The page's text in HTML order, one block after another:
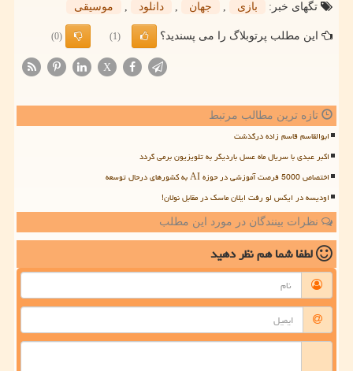
تگهای خبر:
بازی , جهان , دانلود , موسیقی
این مطلب پرتوبلاگ را می پسندید؟ (1)
(0)
X
تازه ترین مطالب مرتبط
ابوالقاسم قاسم زاده درگذشت
اکبر عبدی با سریال ماه عسل باردیگر به تلویزیون برمی گردد
اختصاص 5000 فرصت آموزشی در حوزه AI به کشورهای درحال توسعه
اودیسه در ایکس لو رفت ایلان ماسک در مقابل نولان!
نظرات بینندگان در مورد این مطلب
لطفا شما همنظر دهید